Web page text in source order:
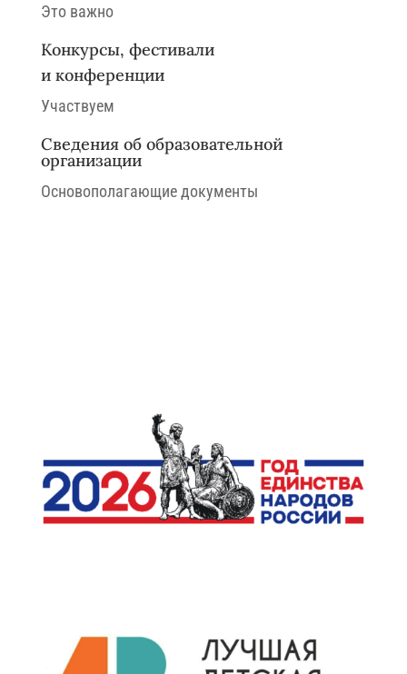
Это важно
Конкурсы, фестивали
и конференции
Участвуем
Сведения об образовательной
организации
Основополагающие документы